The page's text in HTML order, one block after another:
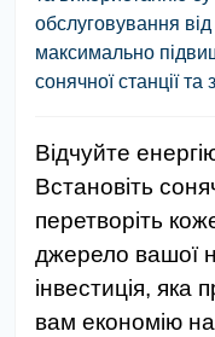
обслуговування
максимально
сонячної станції
Відчуйте
Встановіть
перетворіть
джерело вашої
інвестиція,
вам економію